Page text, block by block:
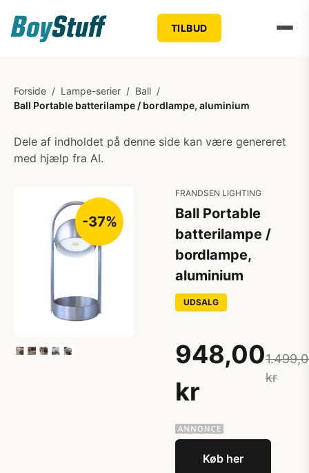
TILBUD
Forside / Lampe-serier / Ball /
Ball Portable batterilampe / bordlampe, aluminium
Dele af indholdet på denne side kan være genereret
med hjælp fra AI.
-37%
FRANDSEN LIGHTING
Ball Portable
batterilampe /
bordlampe,
aluminium
UDSALG
948,00
kr
kr
Køb her